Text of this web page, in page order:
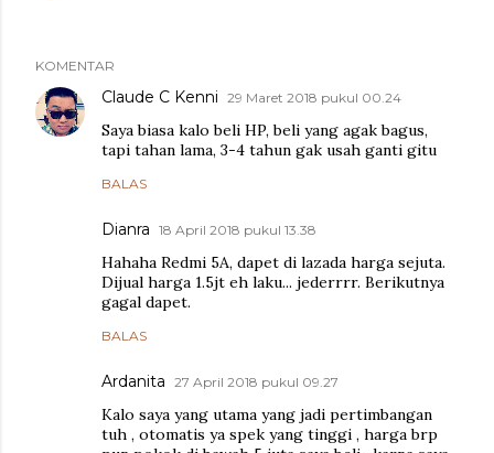
KOMENTAR
Claude C Kenni 29 Maret 2018 pukul 00.24
Saya biasa kalo beli HP, beli yang agak bagus,
tapi tahan lama, 3-4 tahun gak usah ganti gitu
BALAS
Dianra 18 April 2018 pukul 13.38
Hahaha Redmi 5A, dapet di lazada harga sejuta.
Dijual harga 1.5jt eh laku... jederrrr. Berikutnya
gagal dapet.
BALAS
Ardanita 27 April 2018 pukul 09.27
Kalo saya yang utama yang jadi pertimbangan
tuh , otomatis ya spek yang tinggi , harga brp